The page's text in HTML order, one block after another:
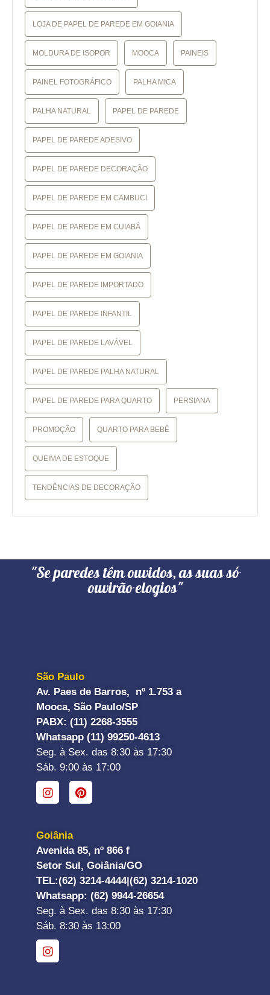
LOJA DE PAPEL DE PAREDE EM GOIANIA
MOLDURA DE ISOPOR MOOCA PAINEIS
PAINEL FOTOGRÁFICO PALHA MICA
PALHA NATURAL PAPEL DE PAREDE
PAPEL DE PAREDE ADESIVO
PAPEL DE PAREDE DECORAÇÃO
PAPEL DE PAREDE EM CAMBUCI
PAPEL DE PAREDE EM CUIABÁ
PAPEL DE PAREDE EM GOIANIA
PAPEL DE PAREDE IMPORTADO
PAPEL DE PAREDE INFANTIL
PAPEL DE PAREDE LAVÁVEL
PAPEL DE PAREDE PALHA NATURAL
PAPEL DE PAREDE PARA QUARTO PERSIANA
PROMOÇÃO QUARTO PARA BEBÊ
QUEIMA DE ESTOQUE
TENDÊNCIAS DE DECORAÇÃO
"Se paredes têm ouvidos, as suas só
ouvirão elogios"
São Paulo
Av. Paes de Barros, nº 1.753 a
Mooca, São Paulo/SP
PABX: (11) 2268-3555
Whatsapp (11) 99250-4613
Seg. à Sex. das 8:30 às 17:30
Sáb. 9:00 às 17:00
Goiânia
Avenida 85, nº 866 f
Setor Sul, Goiânia/GO
TEL:(62) 3214-4444| (62) 3214-1020
Whatsapp: (62) 9944-26654
Seg. à Sex. das 8:30 às 17:30
Sáb. 8:30 às 13:00